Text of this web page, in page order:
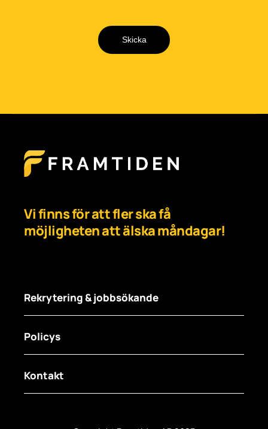
Skicka
Vi finns för att fler ska få
möjligheten att älska måndagar!
Rekrytering & jobbsökande
För arbetsgivare
Jobba hos oss
Policys
Synpunkter och Klagomål
Kontakt